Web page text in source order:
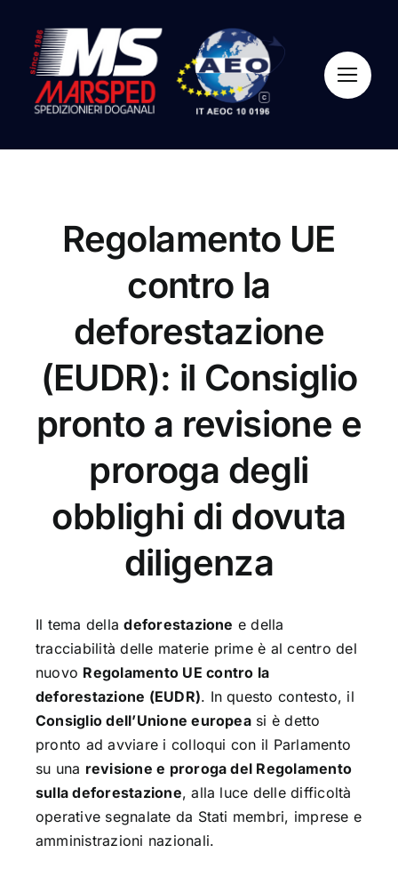
contenuto
Regolamento UE
contro la
deforestazione
(EUDR): il Consiglio
pronto a revisione e
proroga degli
obblighi di dovuta
diligenza
Il tema delladeforestazione e della
tracciabilità delle materie prime è al centro del
nuovo Regolamento UE contro la
deforestazione (EUDR). In questo contesto, il
Consiglio dell’Unione europeasi è detto
pronto ad avviare i colloqui con il Parlamento
su una revisione e proroga del Regolamento
sulla deforestazione, alla luce delle difficoltà
operative segnalate da Stati membri, imprese e
amministrazioni nazionali.